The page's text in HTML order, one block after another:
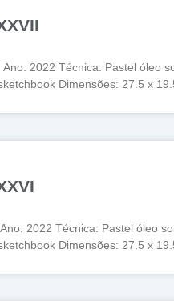
Ano: 2022 Técnica: Pastel óleo
Dimensões: 27.5 x
2022 Técnica: Pastel óleo
Dimensões: 27.5 x